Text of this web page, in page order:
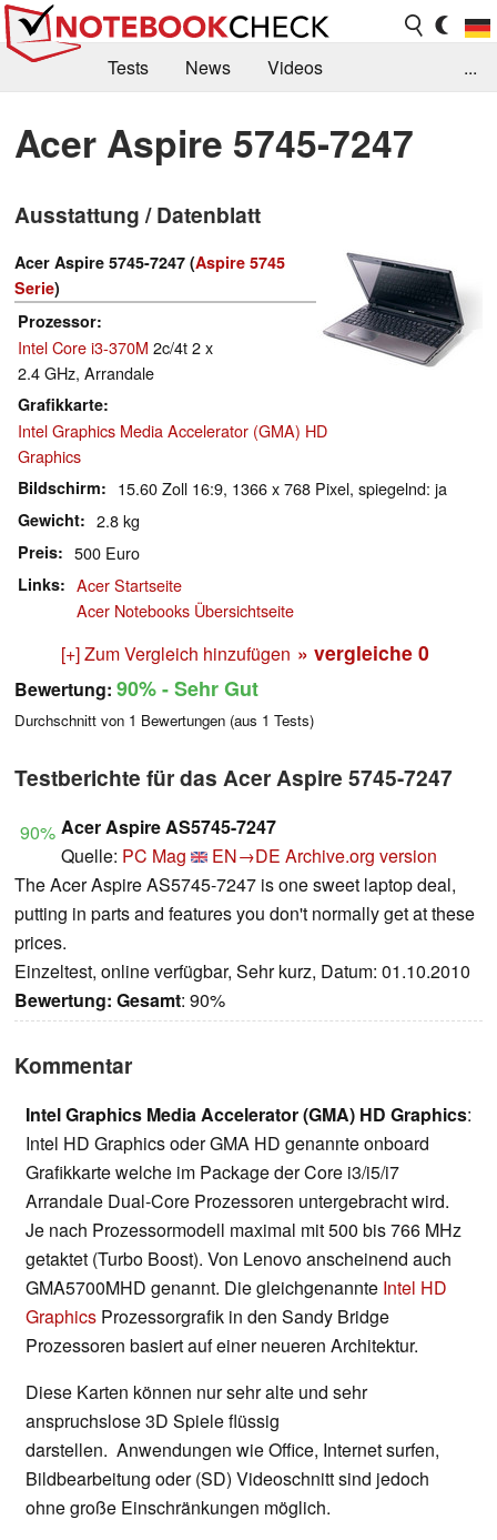
Tests News
Videos
Kaufberatung
Deals Suche
Jobs
Forum
...
Acer Aspire 5745-7247
Ausstattung / Datenblatt
Acer Aspire 5745-7247 (Aspire 5745
Serie)
Prozessor
Intel Core i3-370M 2c/4t 2 x
2.4 GHz, Arrandale
Grafikkarte
Intel Graphics Media Accelerator (GMA) HD
Graphics
Bildschirm 15.60 Zoll 16:9, 1366 x 768 Pixel, spiegelnd: ja
Gewicht 2.8 kg
Preis 500 Euro
Links
Acer Startseite
Acer Notebooks Übersichtseite
[+] Zum Vergleich hinzufügen » vergleiche 0
Bewertung: 90%- Sehr Gut
Durchschnitt von 1 Bewertungen (aus 1 Tests)
Testberichte für das Acer Aspire 5745-7247
90% Acer Aspire AS5745-7247
Quelle: PC Mag EN→DE Archive.org version
The Acer Aspire AS5745-7247 is one sweet laptop deal,
putting in parts and features you don't normally get at these
prices.
Einzeltest, online verfügbar, Sehr kurz, Datum: 01.10.2010
Bewertung: Gesamt: 90%
Kommentar
Intel Graphics Media Accelerator (GMA) HD Graphics:
Intel HD Graphics oder GMA HD genannte onboard
Grafikkarte welche im Package der Core i3/i5/i7
Arrandale Dual-Core Prozessoren untergebracht wird.
Je nach Prozessormodell maximal mit 500 bis 766 MHz
getaktet (Turbo Boost). Von Lenovo anscheinend auch
GMA5700MHD genannt. Die gleichgenannte Intel HD
Graphics Prozessorgrafik in den Sandy Bridge
Prozessoren basiert auf einer neueren Architektur.
Diese Karten können nur sehr alte und sehr
anspruchslose 3D Spiele flüssig
darstellen. Anwendungen wie Office, Internet surfen,
Bildbearbeitung oder (SD) Videoschnitt sind jedoch
ohne große Einschränkungen möglich.